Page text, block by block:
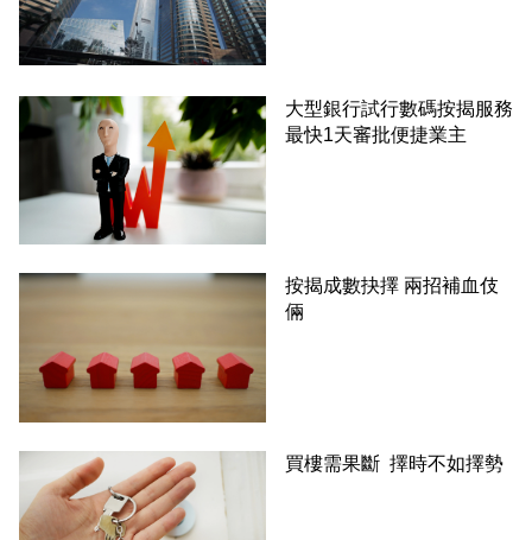
大型銀行試行數碼按揭服務
最快1天審批便捷業主
按揭成數抉擇 兩招補血伎
倆
買樓需果斷 擇時不如擇勢